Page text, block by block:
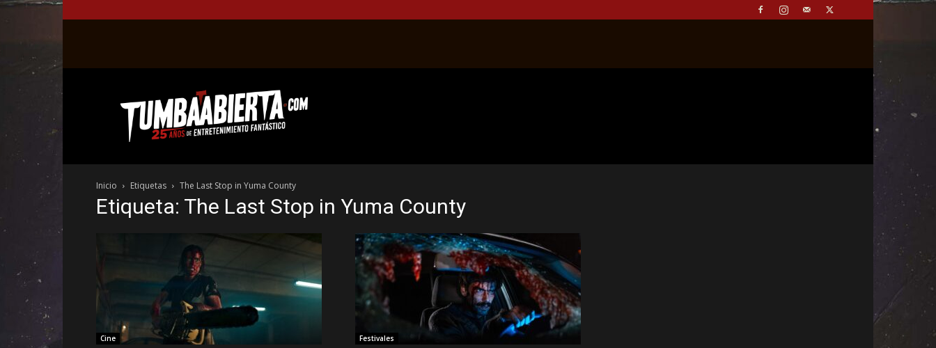
web
del
entretenimiento
el
género
fantástico.
Inicio Etiquetas The Last Stop in Yuma County
Etiqueta: The Last Stop in Yuma County
Cine Festivales